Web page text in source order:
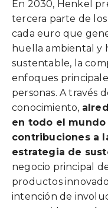
En 2030, Henkel
tercera parte de
cada euro que
huella ambiental y
sustentable, la
enfoques
personas. A través
conocimiento,
en todo el
contribuciones a
estrategia de
negocio principal
productos
intención de